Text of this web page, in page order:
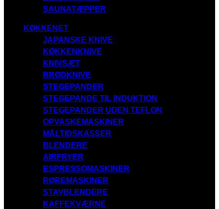
SAUNATÆPPER
KØKKENET
JAPANSKE KNIVE
KØKKENKNIVE
KNIVSÆT
BRØDKNIVE
STEGEPANDER
STEGEPANDE TIL INDUKTION
STEGEPANDER UDEN TEFLON
OPVASKEMASKINER
MÅLTIDSKASSER
BLENDERE
AIRFRYER
ESPRESSOMASKINER
RØREMASKINER
STAVBLENDERE
KAFFEKVÆRNE